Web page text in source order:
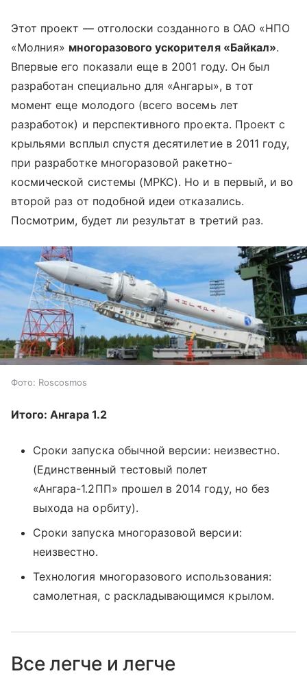
Этот проект — отголоски созданного в ОАО «НПО
«Молния» многоразового ускорителя «Байкал».
Впервые его показали еще в 2001 году. Он был
разработан специально для «Ангары», в тот
момент еще молодого (всего восемь лет
разработок) и перспективного проекта. Проект с
крыльями всплыл спустя десятилетие в 2011 году,
при разработке многоразовой ракетно-
космической системы (МРКС). Но и в первый, и во
второй раз от подобной идеи отказались.
Посмотрим, будет ли результат в третий раз.
Фото: Roscosmos
Итого: Ангара 1.2
Сроки запуска обычной версии: неизвестно.
(Единственный тестовый полет
«Ангара-1.2ПП» прошел в 2014 году, но без
выхода на орбиту).
Сроки запуска многоразовой версии:
неизвестно.
Технология многоразового использования:
самолетная, с раскладывающимся крылом.
Все легче и легче